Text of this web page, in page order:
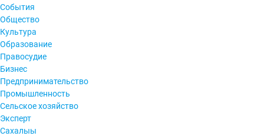
События
Общество
Культура
Образование
Правосудие
Бизнес
Предпринимательство
Промышленность
Сельское хозяйство
Эксперт
Сахалыы